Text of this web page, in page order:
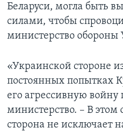
Беларуси, могла быть
силами, чтобы
министерство
«Украинской стороне
постоянных попытках
его агрессивную
министерство. – В
сторона не исключает